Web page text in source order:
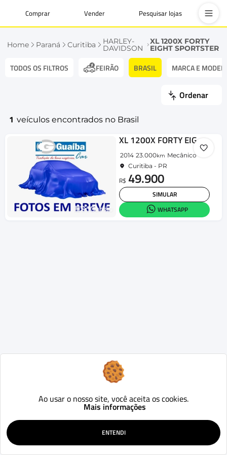
Comprar Vender Pesquisar lojas
Home Paraná Curitiba HARLEY-
DAVIDSON
XL 1200X FORTY
EIGHT SPORTSTER
TODOS OS FILTROS FEIRÃO BRASIL MARCA E
Ordenar
1 veículos encontrados no Brasil
2014 23.000km Mecânico
Curitiba - PR
R$ 49.900
SIMULAR
WHATSAPP
Ao usar o nosso site, você aceita os cookies.
Mais informações
ENTENDI